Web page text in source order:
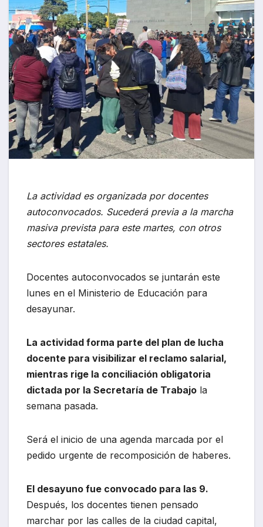
La actividad es organizada por docentes
autoconvocados. Sucederá previa a la marcha
masiva prevista para este martes, con otros
sectores estatales.
Docentes autoconvocados se juntarán este
lunes en el Ministerio de Educación para
desayunar.
La actividad forma parte del plan de lucha
docente para visibilizar el reclamo salarial,
mientras rige la conciliación obligatoria
dictada por la Secretaría de Trabajo la
semana pasada.
Será el inicio de una agenda marcada por el
pedido urgente de recomposición de haberes.
El desayuno fue convocado para las 9.
Después, los docentes tienen pensado
marchar por las calles de la ciudad capital,